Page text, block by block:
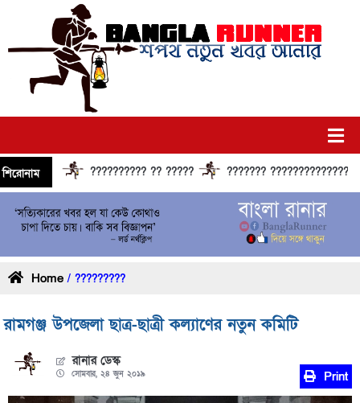
শিরোনাম ?????????? ?? ????? ??????? ??????????????
Home / ?????????
রামগঞ্জ উপজেলা ছাত্র-ছাত্রী কল্যাণের নতুন কমিটি
রানার ডেস্ক
সোমবার, ২৪ জুন ২০১৯ Print